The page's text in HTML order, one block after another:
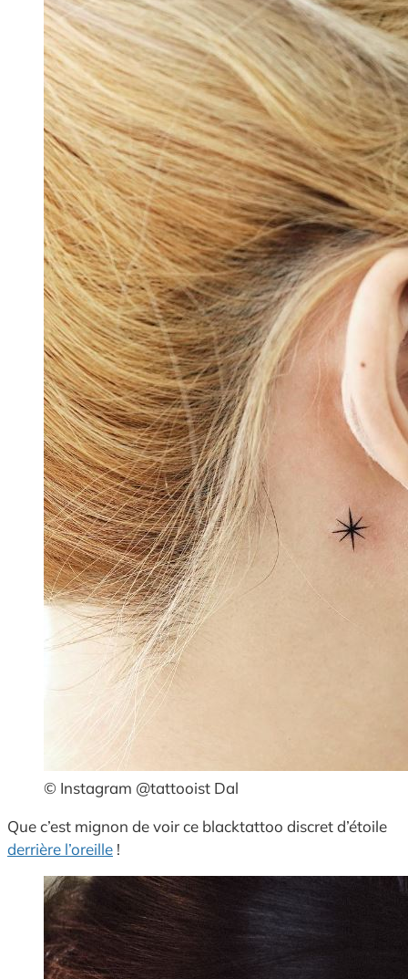
© Instagram @tattooist Dal
Que c’est mignon de voir ce blacktattoo discret d’étoile
derrière l’oreille !